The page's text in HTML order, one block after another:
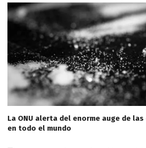
La ONU alerta del enorme auge de
en todo el mundo